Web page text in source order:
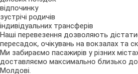
відпочинку
зустрічі родичів
індивідуальних трансферів
Наші перевезення дозволяють
пересадок, очікувань на вокзалах та
Ми забираємо пасажирів у різних
доставляємо максимально близько до
Молдові.